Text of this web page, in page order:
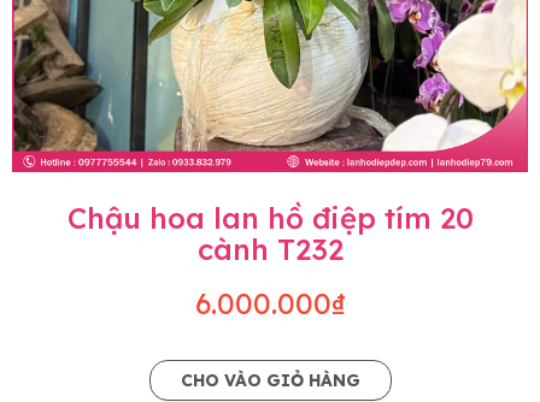
Chậu hoa lan hồ điệp tím 20
cành T232
6.000.000₫
CHO VÀO GIỎ HÀNG